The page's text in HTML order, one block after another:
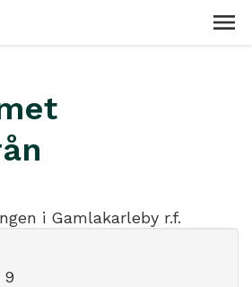
i Gamlakarleby r.f.
9